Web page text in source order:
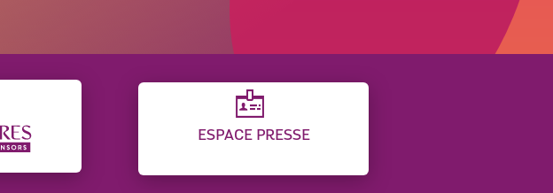
ESPACE PRESSE